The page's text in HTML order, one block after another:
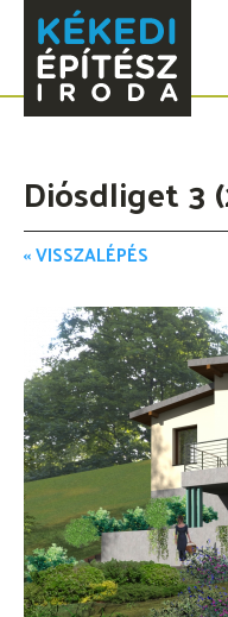
Diósdliget 3
‹‹ VISSZALÉPÉS